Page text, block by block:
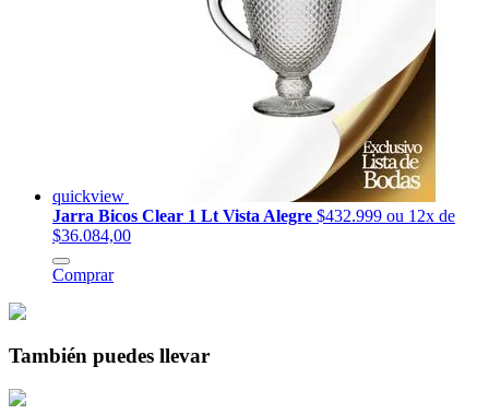
quickview
Jarra Bicos Clear 1 Lt Vista Alegre $432.999 ou 12x de
$36.084,00
Comprar
También puedes llevar